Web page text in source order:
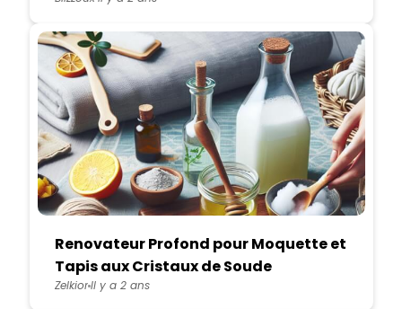
Renovateur Profond pour Moquette et
Tapis aux Cristaux de Soude
ZelkiorIl y a 2 ans